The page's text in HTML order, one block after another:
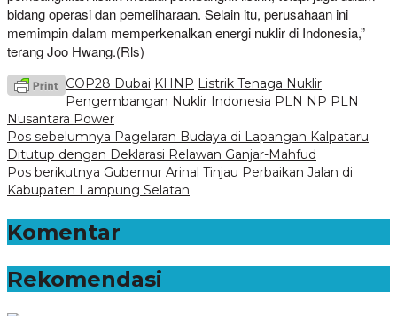
bidang operasi dan pemeliharaan. Selain itu, perusahaan ini
memimpin dalam memperkenalkan energi nuklir di Indonesia,”
terang Joo Hwang.(Rls)
COP28 Dubai KHNP Listrik Tenaga Nuklir
Pengembangan Nuklir Indonesia PLN NP PLN
Nusantara Power
Navigasi
pos
Pos sebelumnya Pagelaran Budaya di Lapangan Kalpataru
Ditutup dengan Deklarasi Relawan Ganjar-Mahfud
Pos berikutnya Gubernur Arinal Tinjau Perbaikan Jalan di
Kabupaten Lampung Selatan
Komentar
Rekomendasi